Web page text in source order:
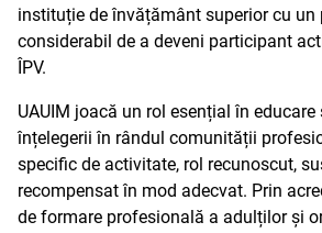
instituție de învățământ superior cu un
considerabil de a deveni participant
ÎPV.
UAUIM joacă un rol esențial în educare
înțelegerii în rândul comunității
specific de activitate, rol recunoscut,
recompensat în mod adecvat. Prin
de formare profesională a adulților și